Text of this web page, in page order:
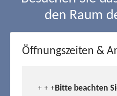
den Raum
Öffnungszeiten &
+ + + Bitte beachten